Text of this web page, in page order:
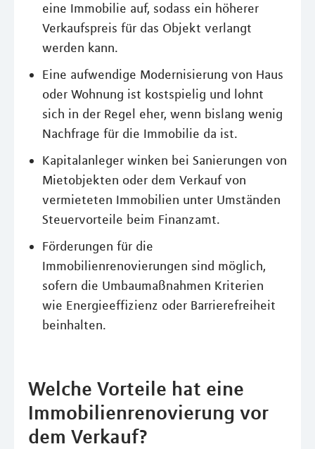
eine Immobilie auf, sodass ein höherer
Verkaufspreis für das Objekt verlangt
werden kann.
Eine aufwendige Modernisierung von Haus
oder Wohnung ist kostspielig und lohnt
sich in der Regel eher, wenn bislang wenig
Nachfrage für die Immobilie da ist.
Kapitalanleger winken bei Sanierungen von
Mietobjekten oder dem Verkauf von
vermieteten Immobilien unter Umständen
Steuervorteile beim Finanzamt.
Förderungen für die
Immobilienrenovierungen sind möglich,
sofern die Umbaumaßnahmen Kriterien
wie Energieeffizienz oder Barrierefreiheit
beinhalten.
Welche Vorteile hat eine
Immobilienrenovierung vor
dem Verkauf?